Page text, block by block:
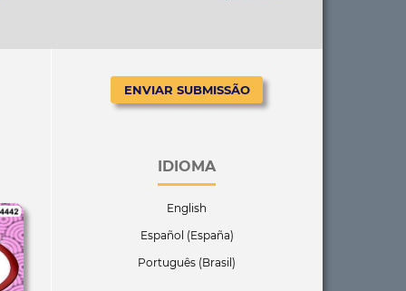
ENVIAR SUBMISSÃO
IDIOMA
English
Español (España)
Português (Brasil)